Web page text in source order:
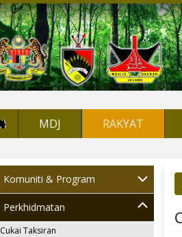
MDJ RAKYAT
Komuniti & Program
Perkhidmatan
Cukai Taksiran